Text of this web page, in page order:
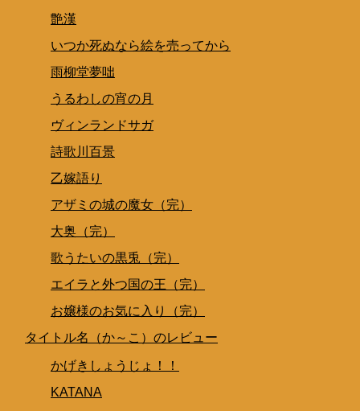
艶漢
いつか死ぬなら絵を売ってから
雨柳堂夢咄
うるわしの宵の月
ヴィンランドサガ
詩歌川百景
乙嫁語り
アザミの城の魔女（完）
大奥（完）
歌うたいの黒兎（完）
エイラと外つ国の王（完）
お嬢様のお気に入り（完）
タイトル名（か～こ）のレビュー
かげきしょうじょ！！
KATANA